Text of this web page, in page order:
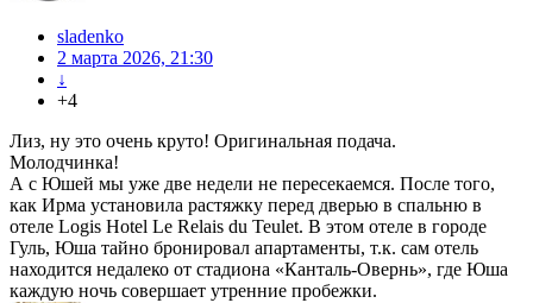
sladenko
2 марта 2026, 21:30
↓
+4
Лиз, ну это очень круто! Оригинальная подача.
Молодчинка!
А с Юшей мы уже две недели не пересекаемся. После того,
как Ирма установила растяжку перед дверью в спальню в
отеле Logis Hotel Le Relais du Teulet. В этом отеле в городе
Гуль, Юша тайно бронировал апартаменты, т.к. сам отель
находится недалеко от стадиона «Канталь-Овернь», где Юша
каждую ночь совершает утренние пробежки.